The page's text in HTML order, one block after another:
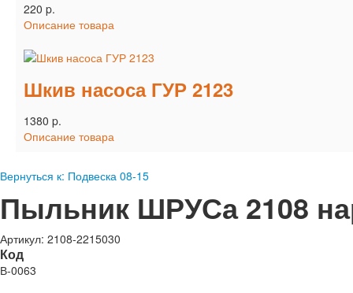
220 p.
Описание товара
Шкив насоса ГУР 2123
1380 p.
Описание товара
Вернуться к: Подвеска 08-15
Пыльник ШРУСа 2108
Артикул: 2108-2215030
Код
В-0063